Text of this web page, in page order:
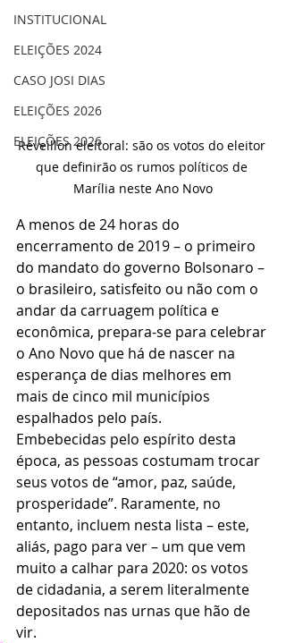
INSTITUCIONAL
ELEIÇÕES 2024
CASO JOSI DIAS
ELEIÇÕES 2026
ELEIÇÕES 2026
Réveillon eleitoral: são os votos do eleitor
que definirão os rumos políticos de
Marília neste Ano Novo
A menos de 24 horas do
encerramento de 2019 – o primeiro
do mandato do governo Bolsonaro –
o brasileiro, satisfeito ou não com o
andar da carruagem política e
econômica, prepara-se para celebrar
o Ano Novo que há de nascer na
esperança de dias melhores em
mais de cinco mil municípios
espalhados pelo país.
Embebecidas pelo espírito desta
época, as pessoas costumam trocar
seus votos de “amor, paz, saúde,
prosperidade”. Raramente, no
entanto, incluem nesta lista – este,
aliás, pago para ver – um que vem
muito a calhar para 2020: os votos
de cidadania, a serem literalmente
depositados nas urnas que hão de
vir.